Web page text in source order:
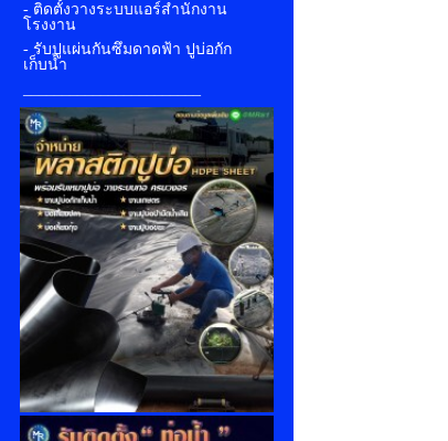
- ติดตั้งวางระบบแอร์สำนักงาน
โรงงาน
- รับปูแผ่นกันซึมดาดฟ้า ปูบ่อกัก
เก็บน้ำ